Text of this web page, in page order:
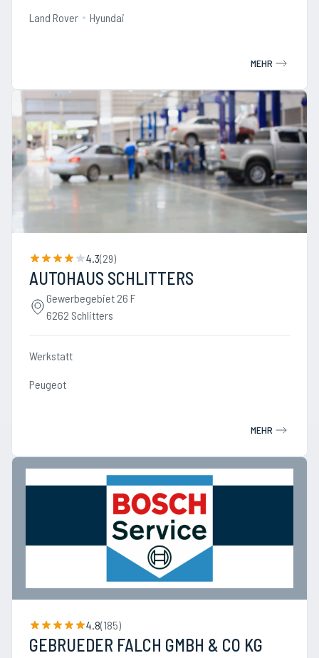
Land Rover Hyundai
MEHR
4.3(29)
AUTOHAUS SCHLITTERS
Gewerbegebiet 26 F
6262 Schlitters
Werkstatt
Peugeot
MEHR
4.8(185)
GEBRUEDER FALCH GMBH & CO KG